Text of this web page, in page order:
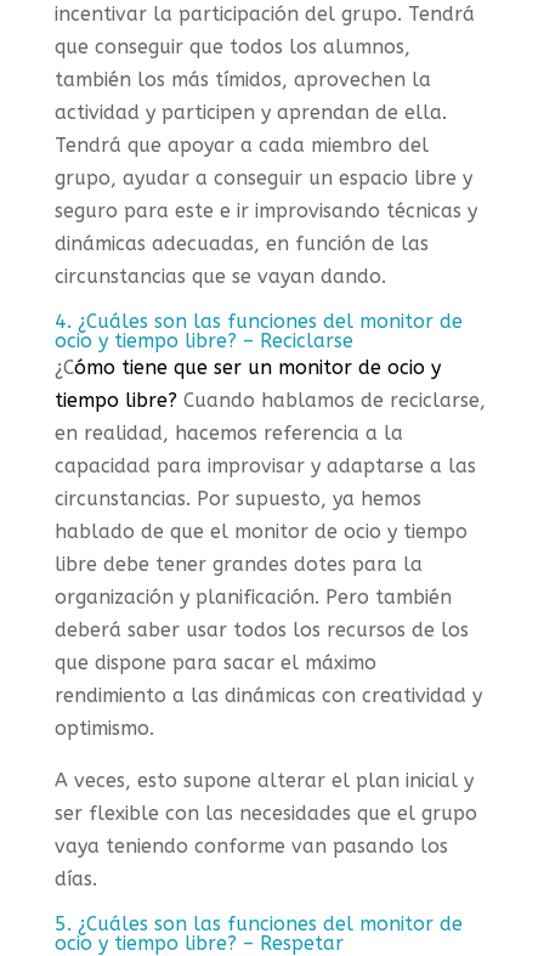
incentivar la participación del grupo. Tendrá
que conseguir que todos los alumnos,
también los más tímidos, aprovechen la
actividad y participen y aprendan de ella.
Tendrá que apoyar a cada miembro del
grupo, ayudar a conseguir un espacio libre y
seguro para este e ir improvisando técnicas y
dinámicas adecuadas, en función de las
circunstancias que se vayan dando.
4. ¿Cuáles son las funciones del monitor de
ocio y tiempo libre? – Reciclarse
¿Cómo tiene que ser un monitor de ocio y
tiempo libre?Cuando hablamos de reciclarse,
en realidad, hacemos referencia a la
capacidad para improvisar y adaptarse a las
circunstancias. Por supuesto, ya hemos
hablado de que el monitor de ocio y tiempo
libre debe tener grandes dotes para la
organización y planificación. Pero también
deberá saber usar todos los recursos de los
que dispone para sacar el máximo
rendimiento a las dinámicas con creatividad y
optimismo.
A veces, esto supone alterar el plan inicial y
ser flexible con las necesidades que el grupo
vaya teniendo conforme van pasando los
días.
5. ¿Cuáles son las funciones del monitor de
ocio y tiempo libre? – Respetar